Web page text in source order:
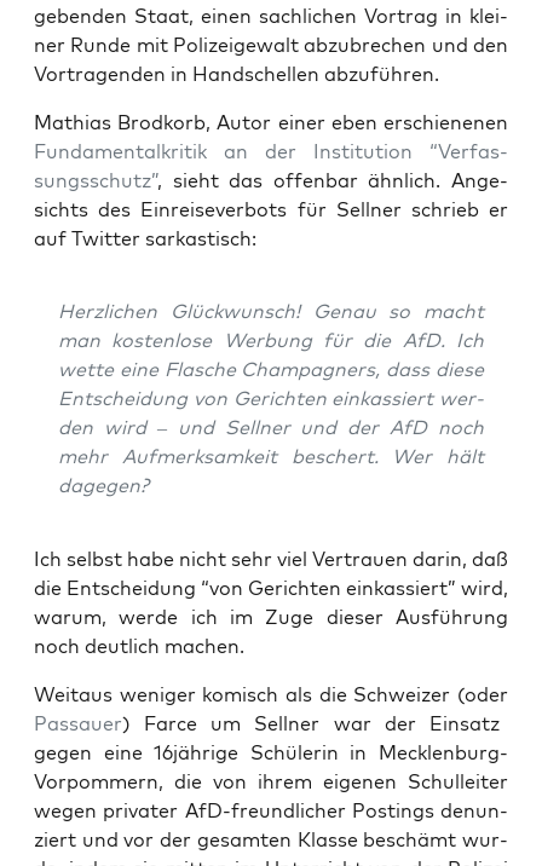
geben­den Staat, einen sach­li­chen Vor­trag in klei­
ner Run­de mit Poli­zei­ge­walt abzu­bre­chen und den
Vor­tra­gen­den in Hand­schel­len abzuführen.
Mathi­as Brod­korb, Autor einer eben erschie­ne­nen
Fun­da­men­tal­kri­tik an der Insti­tu­ti­on “Ver­fas­
sungs­schutz”, sieht das offen­bar ähn­lich. Ange­
sichts des Ein­rei­se­ver­bots für Sell­ner schrieb er
auf Twit­ter sarkastisch:
Herz­li­chen Glück­wunsch! Genau so macht
man kos­ten­lo­se Wer­bung für die AfD. Ich
wet­te eine Fla­sche Cham­pa­gners, dass die­se
Ent­schei­dung von Gerich­ten ein­kas­siert wer­
den wird – und Sell­ner und der AfD noch
mehr Auf­merk­sam­keit beschert. Wer hält
dagegen?
Ich selbst habe nicht sehr viel Ver­trau­en dar­in, daß
die Ent­schei­dung “von Gerich­ten ein­kas­siert” wird,
war­um, wer­de ich im Zuge die­ser Aus­füh­rung
noch deut­lich machen.
Weit­aus weni­ger komisch als die Schwei­zer (oder
Pas­sau­er) Far­ce um Sell­ner war der Ein­satz
gegen eine 16jährige Schü­le­rin in Meck­len­burg-
Vor­pom­mern, die von ihrem eige­nen Schul­lei­ter
wegen pri­va­ter AfD-freund­li­cher Pos­tings denun­
ziert und vor der gesam­ten Klas­se beschämt wur­